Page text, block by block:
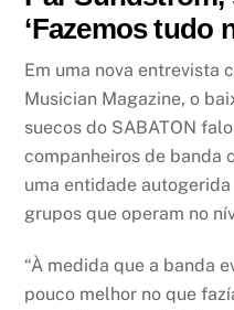
‘Fazemos tudo
Em uma nova entrevista
Musician Magazine, o
suecos do SABATON
companheiros de banda
uma entidade
grupos que operam no
“À medida que a banda
pouco melhor no que